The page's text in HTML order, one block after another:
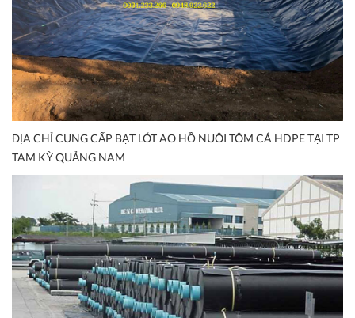
ĐỊA CHỈ CUNG CẤP BẠT LÓT AO HỒ NUÔI TÔM CÁ HDPE TẠI TP
TAM KỲ QUẢNG NAM